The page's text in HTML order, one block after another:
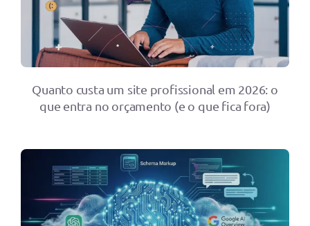
Quanto custa um site profissional em 2026: o
que entra no orçamento (e o que fica fora)